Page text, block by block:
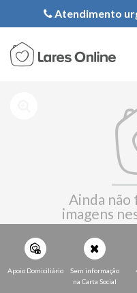
Registe
Atendimento
Ainda não
imagens
Apoio Domiciliário
Sem informação
na Carta Social